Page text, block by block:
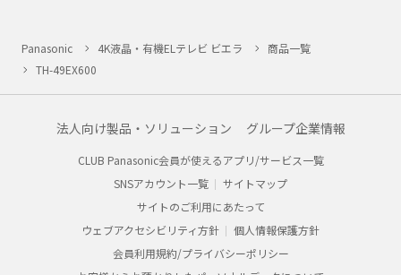
Panasonic 4K液晶・有機ELテレビ ビエラ
商品一覧
TH-49EX600
法人向け製品・ソリューション グループ企業情報
CLUB Panasonic会員が使えるアプリ/サービス一覧
SNSアカウント一覧
サイトマップ
サイトのご利用にあたって
ウェブアクセシビリティ方針
個人情報保護方針
会員利用規約/プライバシーポリシー